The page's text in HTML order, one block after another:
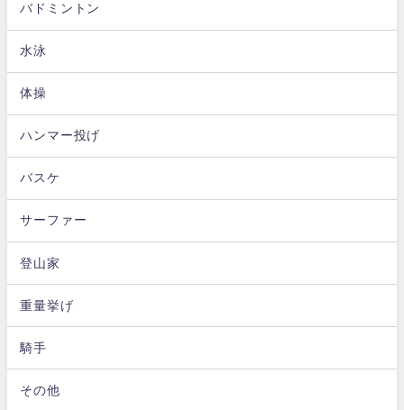
バドミントン
水泳
体操
ハンマー投げ
バスケ
サーファー
登山家
重量挙げ
騎手
その他